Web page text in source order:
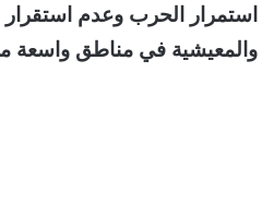
استمرار الحرب وعدم استقرار
والمعيشية في مناطق واسعة